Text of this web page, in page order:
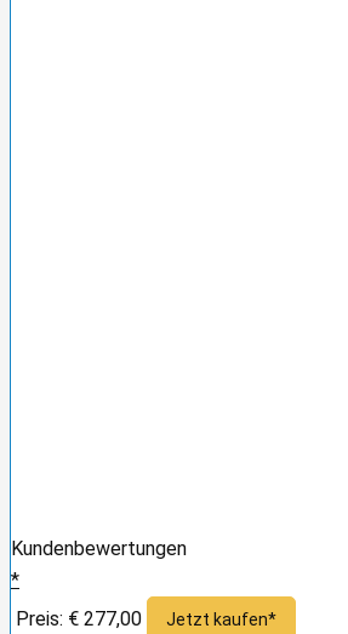
Kundenbewertungen
*
Preis: € 277,00
Jetzt kaufen*